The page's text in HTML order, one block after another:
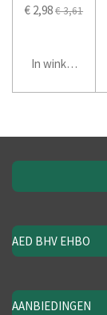
€ 2,98€ 3,61
In winkelwagen
AED BHV EHBO
AANBIEDINGEN